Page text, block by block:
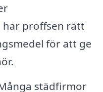
har proffsen rätt
för att ge
städfirmor